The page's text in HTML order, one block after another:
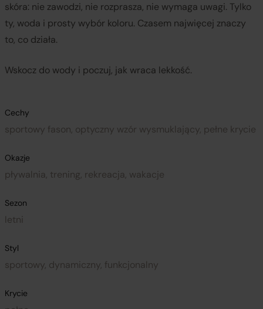
skóra: nie zawodzi, nie rozprasza, nie wymaga uwagi. Tylko
ty, woda i prosty wybór koloru. Czasem najwięcej znaczy
to, co działa.
Wskocz do wody i poczuj, jak wraca lekkość.
Cechy
sportowy fason, optyczny wzór wysmuklający, pełne krycie
Okazje
pływalnia, trening, rekreacja, wakacje
Sezon
letni
Styl
sportowy, dynamiczny, funkcjonalny
Krycie